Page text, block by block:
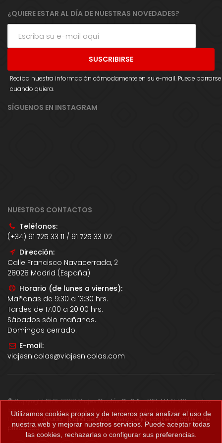
¿QUIERE ESTAR AL DÍA DE NUESTRAS NOVEDADES?
Reciba nuestra información cómodamente en su e-mail. Puede borrarse
cuando quiera.
SÍGUENOS EN INSTAGRAM
NUESTROS CONTACTOS
Teléfonos:
(+34) 91 725 33 11 / 91 725 33 02
Dirección:
Calle Francisco Navacerrada, 2
28028 Madrid (España)
Horario (de lunes a viernes):
Mañanas de 9:30 a 13:30 hrs.
Tardes de 17:00 a 20:00 hrs.
Sábados sólo mañanas.
Domingos cerrado.
E-mail:
viajesnicolas@viajesnicolas.com
© Copyright 1979-2026Viajes Nicolás G., S.A.- CIC-MA N. 143 - Todos
los derechos reservados. Todos los precios correctos salvo error
tipográfico. Ayuda-Mapa del sitio -Aviso legal, cookies y política de
privacidad.
Utilizamos cookies propias y de terceros para analizar el uso de
nuestra web y mejorar nuestros servicios. Puede aceptar todas
las cookies, rechazarlas o configurar sus preferencias.